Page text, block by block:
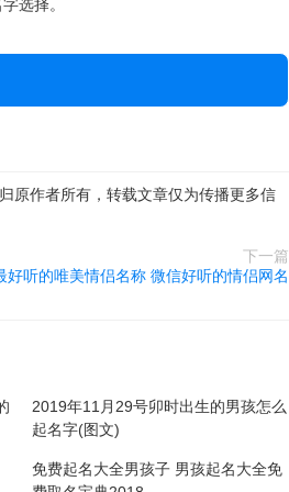
选择。
原作者所有，转载文章仅为传播更多信
下一篇
好听的唯美情侣名称 微信好听的情侣网名
2019年11月29号卯时出生的男孩怎么
起名字(图文)
免费起名大全男孩子 男孩起名大全免